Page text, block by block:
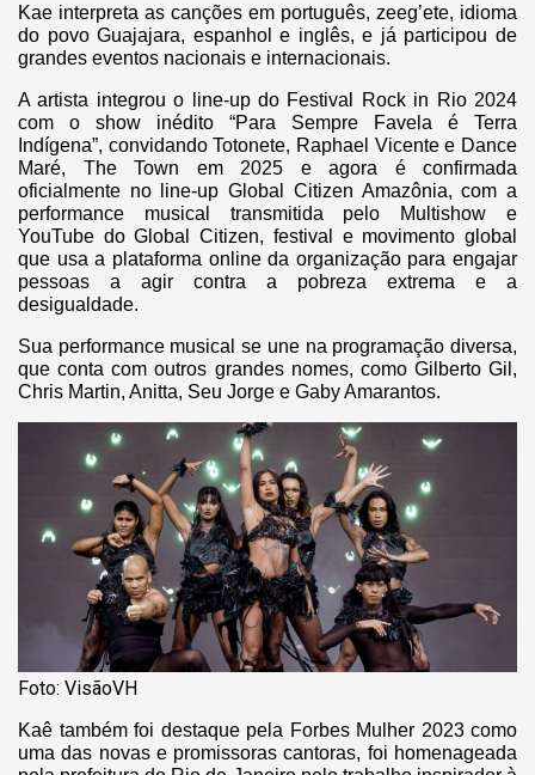
Kae interpreta as canções em português, zeeg’ete, idioma
do povo Guajajara, espanhol e inglês, e já participou de
grandes eventos nacionais e internacionais.
A artista integrou o line-up do Festival Rock in Rio 2024
com o show inédito “Para Sempre Favela é Terra
Indígena”, convidando Totonete, Raphael Vicente e Dance
Maré, The Town em 2025 e agora é confirmada
oficialmente no line-up Global Citizen Amazônia, com a
performance musical transmitida pelo Multishow e
YouTube do Global Citizen, festival e movimento global
que usa a plataforma online da organização para engajar
pessoas a agir contra a pobreza extrema e a
desigualdade.
Sua performance musical se une na programação diversa,
que conta com outros grandes nomes, como Gilberto Gil,
Chris Martin, Anitta, Seu Jorge e Gaby Amarantos.
Foto: VisãoVH
Kaê também foi destaque pela Forbes Mulher 2023 como
uma das novas e promissoras cantoras, foi homenageada